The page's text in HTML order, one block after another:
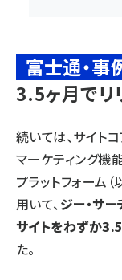
富士通・事
3.5ヶ月でリ
続いては、サイト
マーケティング機
プラットフォーム（
用いて、ジー・サ
サイトをわずか
た。